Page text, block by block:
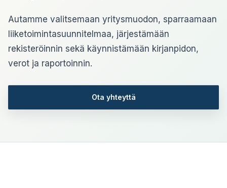
Autamme valitsemaan yritysmuodon, sparraamaan
liiketoimintasuunnitelmaa, järjestämään
rekisteröinnin sekä käynnistämään kirjanpidon,
verot ja raportoinnin.
Ota yhteyttä